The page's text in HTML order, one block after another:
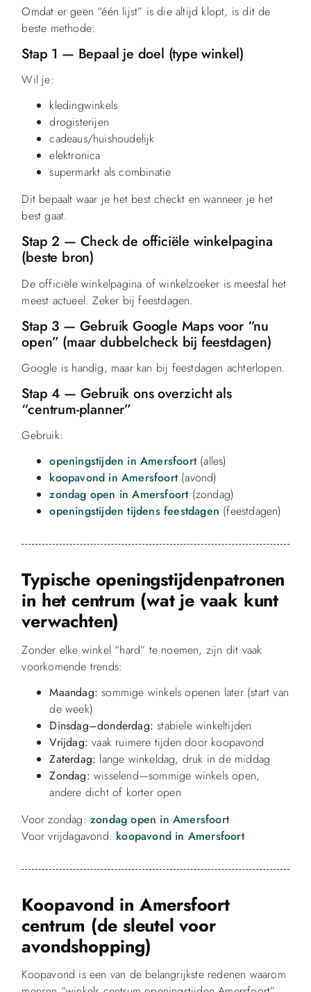
Omdat er geen “één lijst” is die altijd klopt, is dit de
beste methode:
Stap 1 — Bepaal je doel (type winkel)
Wil je:
kledingwinkels
drogisterijen
cadeaus/huishoudelijk
elektronica
supermarkt als combinatie
Dit bepaalt waar je het best checkt en wanneer je het
best gaat.
Stap 2 — Check de officiële winkelpagina
(beste bron)
De officiële winkelpagina of winkelzoeker is meestal het
meest actueel. Zeker bij feestdagen.
Stap 3 — Gebruik Google Maps voor “nu
open” (maar dubbelcheck bij feestdagen)
Google is handig, maar kan bij feestdagen achterlopen.
Stap 4 — Gebruik ons overzicht als
“centrum-planner”
Gebruik:
openingstijden in Amersfoort(alles)
koopavond in Amersfoort(avond)
zondag open in Amersfoort(zondag)
openingstijden tijdens feestdagen (feestdagen)
Typische openingstijdenpatronen
in het centrum (wat je vaak kunt
verwachten)
Zonder elke winkel “hard” te noemen, zijn dit vaak
voorkomende trends:
Maandag: sommige winkels openen later (start van
de week)
Dinsdag–donderdag: stabiele winkeltijden
Vrijdag: vaak ruimere tijden door koopavond
Zaterdag: lange winkeldag, druk in de middag
Zondag: wisselend—sommige winkels open,
andere dicht of korter open
Voor zondag: zondag open in Amersfoort
Voor vrijdagavond: koopavond in Amersfoort
Koopavond in Amersfoort
centrum (de sleutel voor
avondshopping)
Koopavond is een van de belangrijkste redenen waarom